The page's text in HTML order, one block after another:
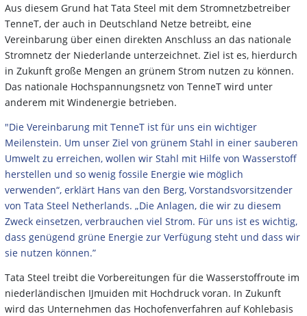
Aus diesem Grund hat Tata Steel mit dem Stromnetzbetreiber
TenneT, der auch in Deutschland Netze betreibt, eine
Vereinbarung über einen direkten Anschluss an das nationale
Stromnetz der Niederlande unterzeichnet. Ziel ist es, hierdurch
in Zukunft große Mengen an grünem Strom nutzen zu können.
Das nationale Hochspannungsnetz von TenneT wird unter
anderem mit Windenergie betrieben.
"Die Vereinbarung mit TenneT ist für uns ein wichtiger
Meilenstein. Um unser Ziel von grünem Stahl in einer sauberen
Umwelt zu erreichen, wollen wir Stahl mit Hilfe von Wasserstoff
herstellen und so wenig fossile Energie wie möglich
verwenden“, erklärt Hans van den Berg, Vorstandsvorsitzender
von Tata Steel Netherlands. „Die Anlagen, die wir zu diesem
Zweck einsetzen, verbrauchen viel Strom. Für uns ist es wichtig,
dass genügend grüne Energie zur Verfügung steht und dass wir
sie nutzen können.”
Tata Steel treibt die Vorbereitungen für die Wasserstoffroute im
niederländischen IJmuiden mit Hochdruck voran. In Zukunft
wird das Unternehmen das Hochofenverfahren auf Kohlebasis